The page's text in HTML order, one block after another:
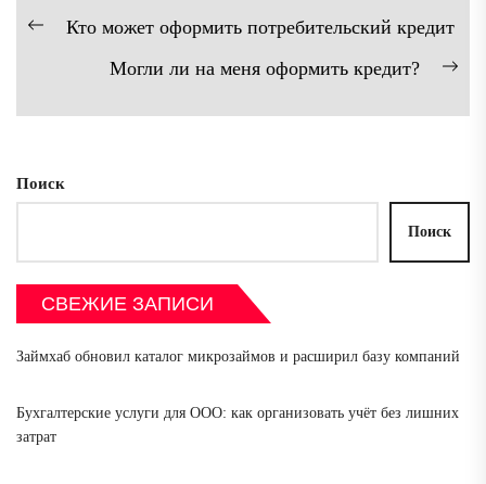
Навигация
Предыдущая
Кто может оформить потребительский кредит
Могли ли на меня оформить кредит?
Поиск
Поиск
СВЕЖИЕ ЗАПИСИ
Займхаб обновил каталог микрозаймов и расширил базу компаний
Бухгалтерские услуги для ООО: как организовать учёт без лишних
затрат